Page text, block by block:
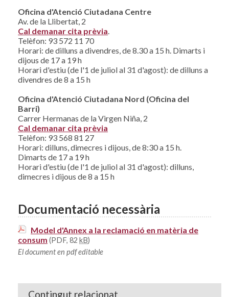
Oficina d'Atenció Ciutadana Centre
Av. de la Llibertat, 2
Cal demanar cita prèvia.
Telèfon: 93 572 11 70
Horari: de dilluns a divendres, de 8.30 a 15 h. Dimarts i
dijous de 17 a 19 h
Horari d'estiu (de l'1 de juliol al 31 d'agost): de dilluns a
divendres de 8 a 15 h
Oficina d'Atenció Ciutadana Nord (Oficina del
Barri)
Carrer Hermanas de la Virgen Niña, 2
Cal demanar cita prèvia
Telèfon: 93 568 81 27
Horari: dilluns, dimecres i dijous, de 8:30 a 15 h.
Dimarts de 17 a 19 h
Horari d'estiu (de l'1 de juliol al 31 d'agost): dilluns,
dimecres i dijous de 8 a 15 h
Documentació necessària
Model d'Annex a la reclamació en matèria de
consum (PDF, 82 kB)
El document en pdf editable
Contingut relacionat